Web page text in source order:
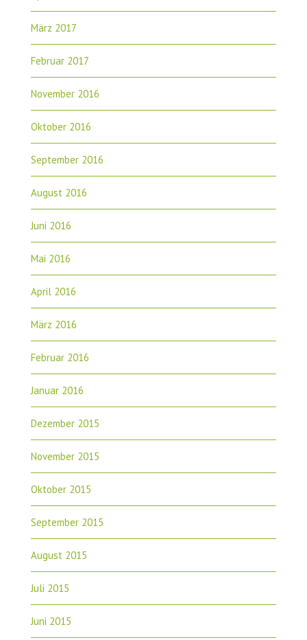
März 2017
Februar 2017
November 2016
Oktober 2016
September 2016
August 2016
Juni 2016
Mai 2016
April 2016
März 2016
Februar 2016
Januar 2016
Dezember 2015
November 2015
Oktober 2015
September 2015
August 2015
Juli 2015
Juni 2015